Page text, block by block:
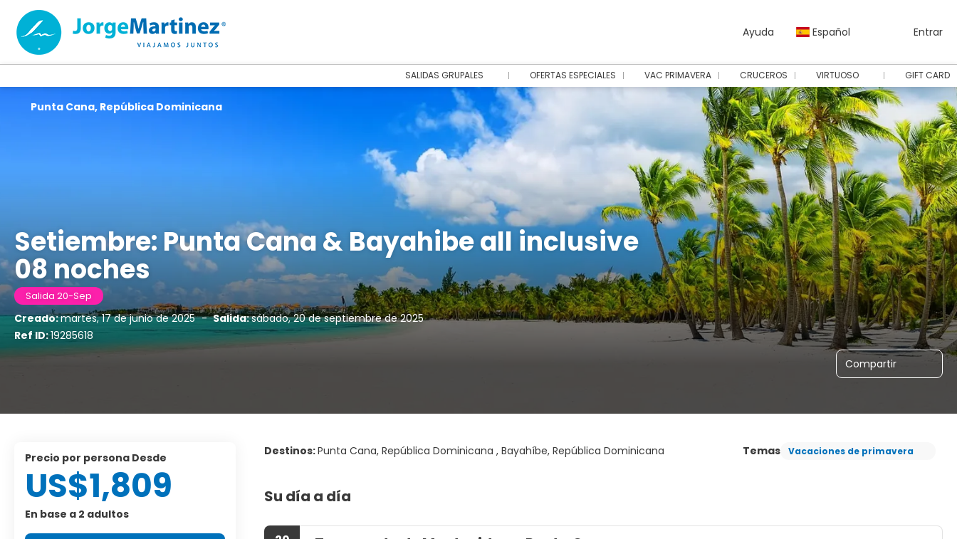
Ayuda Español Entrar
SALIDAS GRUPALES OFERTAS ESPECIALES VAC PRIMAVERA CRUCEROS VIRTUOSO GIFT CARD
Setiembre: Punta Cana & Bayahibe all inclusive
08 noches
Salida 20-Sep
Creado:martes, 17 de junio de 2025 - Salida:sábado, 20 de septiembre de 2025
Ref ID:19285618
Compartir
Punta Cana, República Dominicana
Destinos:Punta Cana, República Dominicana , Bayahíbe, República Dominicana Temas Vacaciones de primavera
Su día a día
precio por persona Desde
US$1,809
En base a 2 adultos